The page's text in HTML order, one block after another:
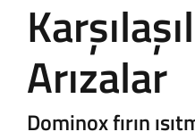
Arızalar
Dominox fırın